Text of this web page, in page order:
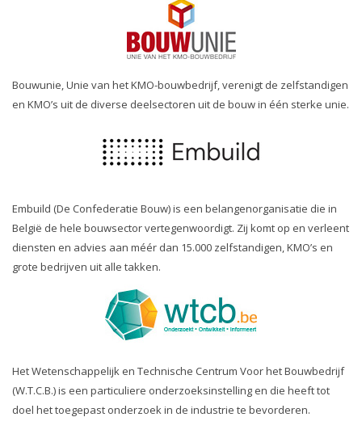
Bouwunie, Unie van het KMO-bouwbedrijf, verenigt de zelfstandigen
en KMO’s uit de diverse deelsectoren uit de bouw in één sterke unie.
Embuild (De Confederatie Bouw) is een belangenorganisatie die in
België de hele bouwsector vertegenwoordigt. Zij komt op en verleent
diensten en advies aan méér dan 15.000 zelfstandigen, KMO’s en
grote bedrijven uit alle takken.
Het Wetenschappelijk en Technische Centrum Voor het Bouwbedrijf
(W.T.C.B.) is een particuliere onderzoeksinstelling en die heeft tot
doel het toegepast onderzoek in de industrie te bevorderen.